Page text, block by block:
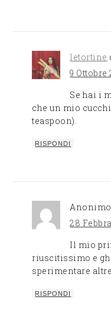
letortine
9 Ottobre
Se hai i
che un mio
teaspoon).
RISPONDI
Anonimo
28
Il mio
riuscitissimo e
sperimentare
RISPONDI